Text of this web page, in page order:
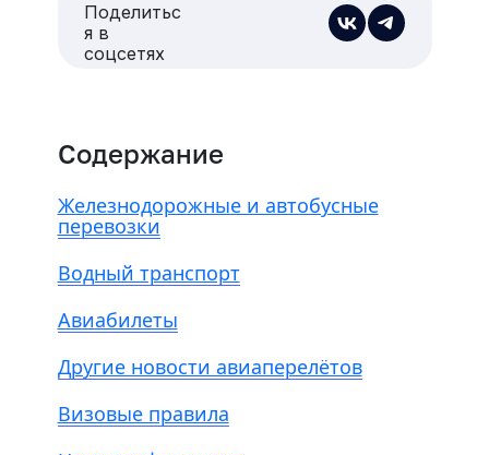
Содержание
Железнодорожные и автобусные
перевозки
Водный транспорт
Авиабилеты
Другие новости авиаперелётов
Визовые правила
Поделитьс
я в
соцсетях